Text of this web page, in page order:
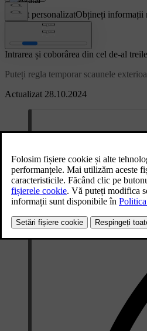
Suport personalizatObțineți informații
Conectează-te
Actualizat 28.10.2024
Intrarea și coborârea din cel de-al
Puteți regla temporar scaunele